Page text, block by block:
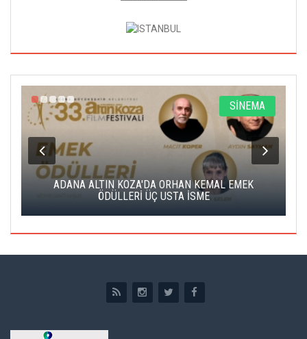
SİNEMA
ADANA ALTIN KOZA'DA ORHAN KEMAL EMEK
ÖDÜLLERİ ÜÇ USTA İSME